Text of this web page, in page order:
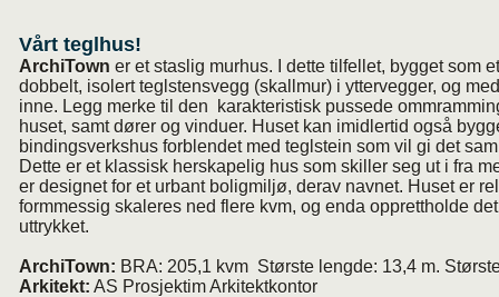
Vårt teglhus!
ArchiTown er et staslig murhus. I dette tilfellet, bygget som
dobbelt, isolert teglstensvegg (skallmur) i yttervegger, og
inne. Legg merke til den karakteristisk pussede
huset, samt dører og vinduer. Huset kan imidlertid også
bindingsverkshus forblendet med teglstein som vil gi det
Dette er et klassisk herskapelig hus som skiller seg ut i fra
er designet for et urbant boligmiljø, derav navnet. Huset er
formmessig skaleres ned flere kvm, og enda opprettholde
uttrykket.
ArchiTown: BRA: 205,1 kvm Største lengde: 13,4 m.
Arkitekt: AS Prosjektim Arkitektkontor